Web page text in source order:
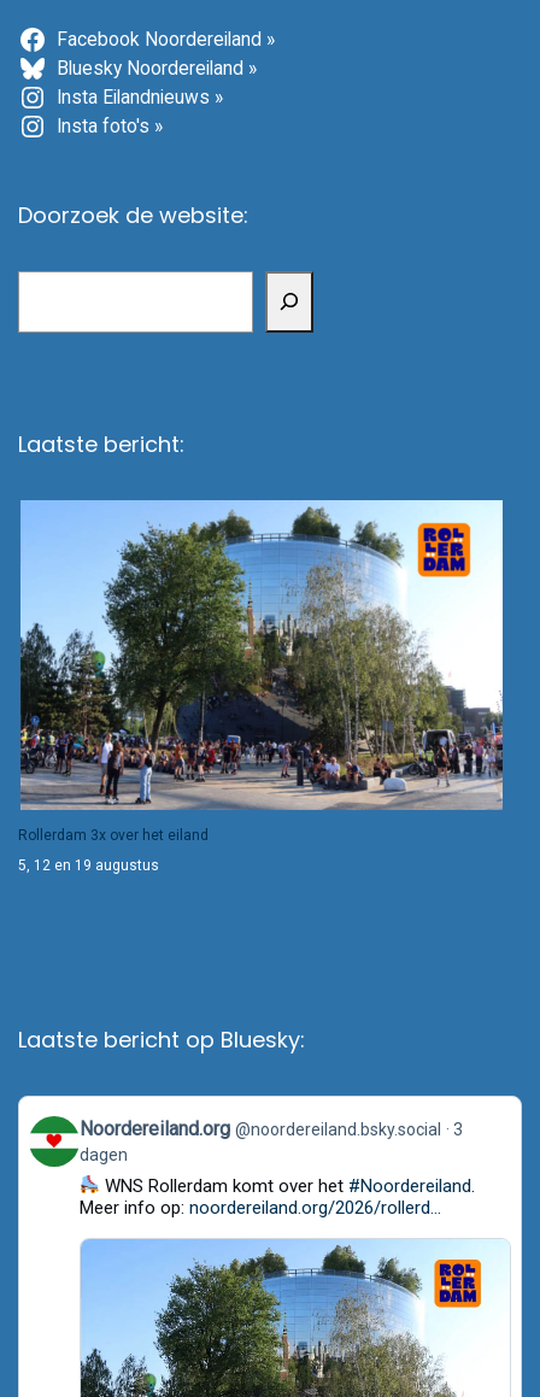
Facebook Noordereiland »
Bluesky Noordereiland »
Insta Eilandnieuws »
Insta foto's »
Doorzoek de website:
Laatste bericht:
Rollerdam 3x over het eiland
5, 12 en 19 augustus
Laatste bericht op Bluesky:
View
post
by
Noordereiland.org
Bluesky
Noordereiland.org @noordereiland.bsky.social
3
dagen
WNS Rollerdam komt over het #Noordereiland.
Meer info op: noordereiland.org/2026/rollerd...